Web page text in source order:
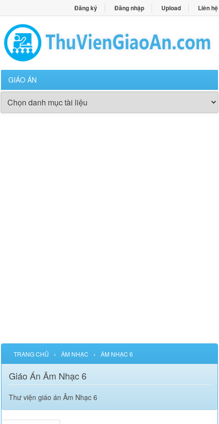
Đăng ký Đăng nhập Upload Liên hệ
GIÁO ÁN
TRANG CHỦ › ÂM NHẠC › ÂM NHẠC 6
Giáo Án Âm Nhạc 6
Thư viện giáo án Âm Nhạc 6